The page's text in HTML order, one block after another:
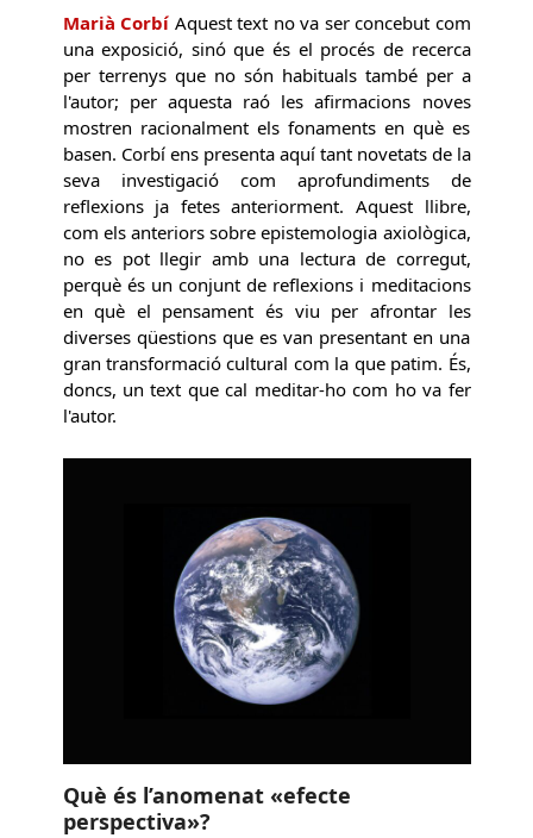
Marià Corbí Aquest text no va ser concebut com
una exposició, sinó que és el procés de recerca
per terrenys que no són habituals també per a
l'autor; per aquesta raó les afirmacions noves
mostren racionalment els fonaments en què es
basen. Corbí ens presenta aquí tant novetats de la
seva investigació com aprofundiments de
reflexions ja fetes anteriorment. Aquest llibre,
com els anteriors sobre epistemologia axiològica,
no es pot llegir amb una lectura de corregut,
perquè és un conjunt de reflexions i meditacions
en què el pensament és viu per afrontar les
diverses qüestions que es van presentant en una
gran transformació cultural com la que patim. És,
doncs, un text que cal meditar-ho com ho va fer
l'autor.
Què és l’anomenat «efecte
perspectiva»?